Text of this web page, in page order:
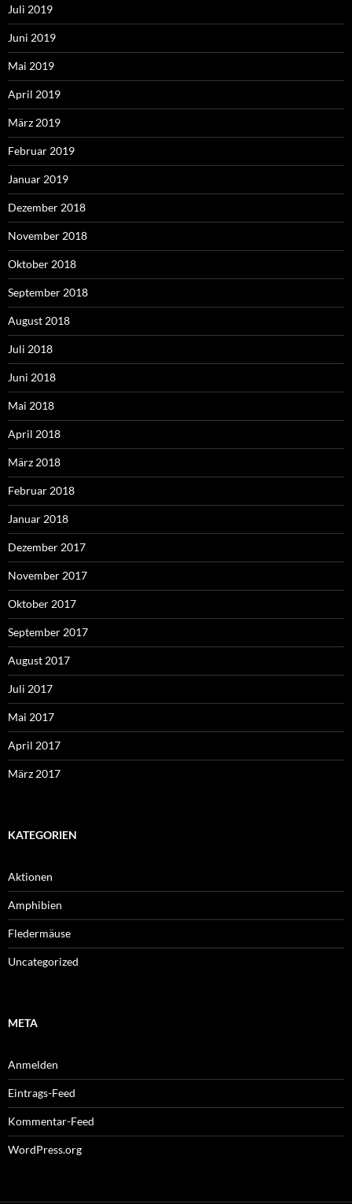
Juli 2019
Juni 2019
Mai 2019
April 2019
März 2019
Februar 2019
Januar 2019
Dezember 2018
November 2018
Oktober 2018
September 2018
August 2018
Juli 2018
Juni 2018
Mai 2018
April 2018
März 2018
Februar 2018
Januar 2018
Dezember 2017
November 2017
Oktober 2017
September 2017
August 2017
Juli 2017
Mai 2017
April 2017
März 2017
KATEGORIEN
Aktionen
Amphibien
Fledermäuse
Uncategorized
META
Anmelden
Eintrags-Feed
Kommentar-Feed
WordPress.org